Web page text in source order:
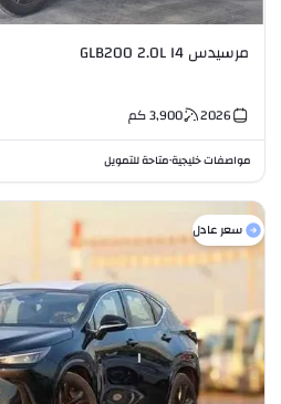
مرسيدس GLB200 2.0L I4
2026
3,900كم
مواصفات خليجية•متاحة للتمويل
سعر عادل